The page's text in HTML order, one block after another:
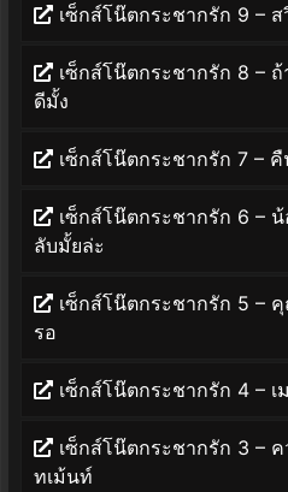
เซ็กส์โน๊ตกระชากรัก 9 –
เซ็กส์โน๊ตกระชากรัก 8 –
ดีมั้ง
เซ็กส์โน๊ตกระชากรัก 7 –
เซ็กส์โน๊ตกระชากรัก 6 –
ลับมั้ยล่ะ
เซ็กส์โน๊ตกระชากรัก 5 –
รอ
เซ็กส์โน๊ตกระชากรัก 4 – เ
เซ็กส์โน๊ตกระชากรัก 3 –
ทเม้นท์